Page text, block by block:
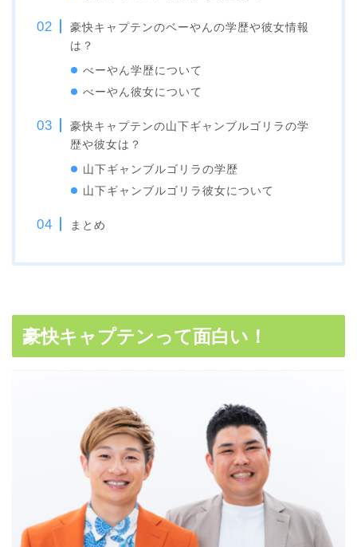
豪快キャプテンのベーやんの学歴や彼女情報
は？
べーやん学歴について
べーやん彼女について
豪快キャプテンの山下ギャンブルゴリラの学
歴や彼女は？
山下ギャンブルゴリラの学歴
山下ギャンブルゴリラ彼女について
まとめ
豪快キャプテンって面白い！